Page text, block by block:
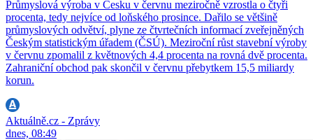
Průmyslová výroba v Česku v červnu meziročně vzrostla o čtyři
procenta, tedy nejvíce od loňského prosince. Dařilo se většině
průmyslových odvětví, plyne ze čtvrtečních informací zveřejněných
Českým statistickým úřadem (ČSÚ). Meziroční růst stavební výroby
v červnu zpomalil z květnových 4,4 procenta na rovná dvě procenta.
Zahraniční obchod pak skončil v červnu přebytkem 15,5 miliardy
korun.
Aktuálně.cz - Zprávy
dnes, 08:49